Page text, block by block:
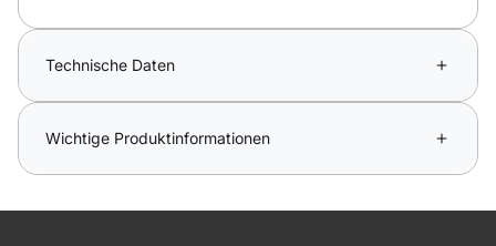
Technische Daten
Wichtige Produktinformationen